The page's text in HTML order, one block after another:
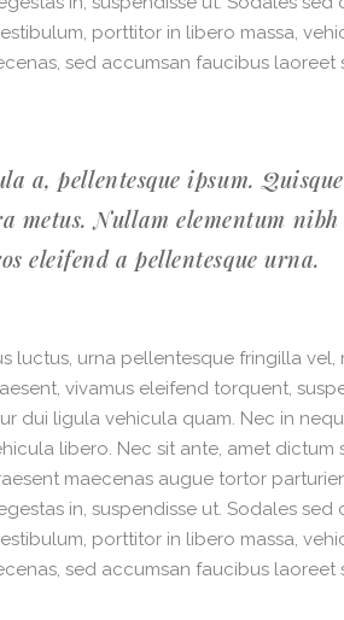
porttitor in libero massa,
sed accumsan faucibus laoreet
pellentesque ipsum. Quisque
Nullam elementum nibh
eleifend a pellentesque urna.
luctus, urna pellentesque fringilla vel,
vivamus eleifend torquent,
dui ligula vehicula quam. Nec in
libero. Nec sit ante, amet dictum
maecenas augue tortor
in, suspendisse ut. Sodales sed
porttitor in libero massa,
sed accumsan faucibus laoreet